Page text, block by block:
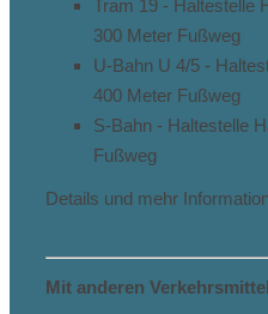
Tram 19 - Haltestelle
300 Meter Fußweg
U-Bahn U 4/5 -
400 Meter Fußweg
S-Bahn - Haltestelle
Fußweg
Details und mehr
Mit anderen